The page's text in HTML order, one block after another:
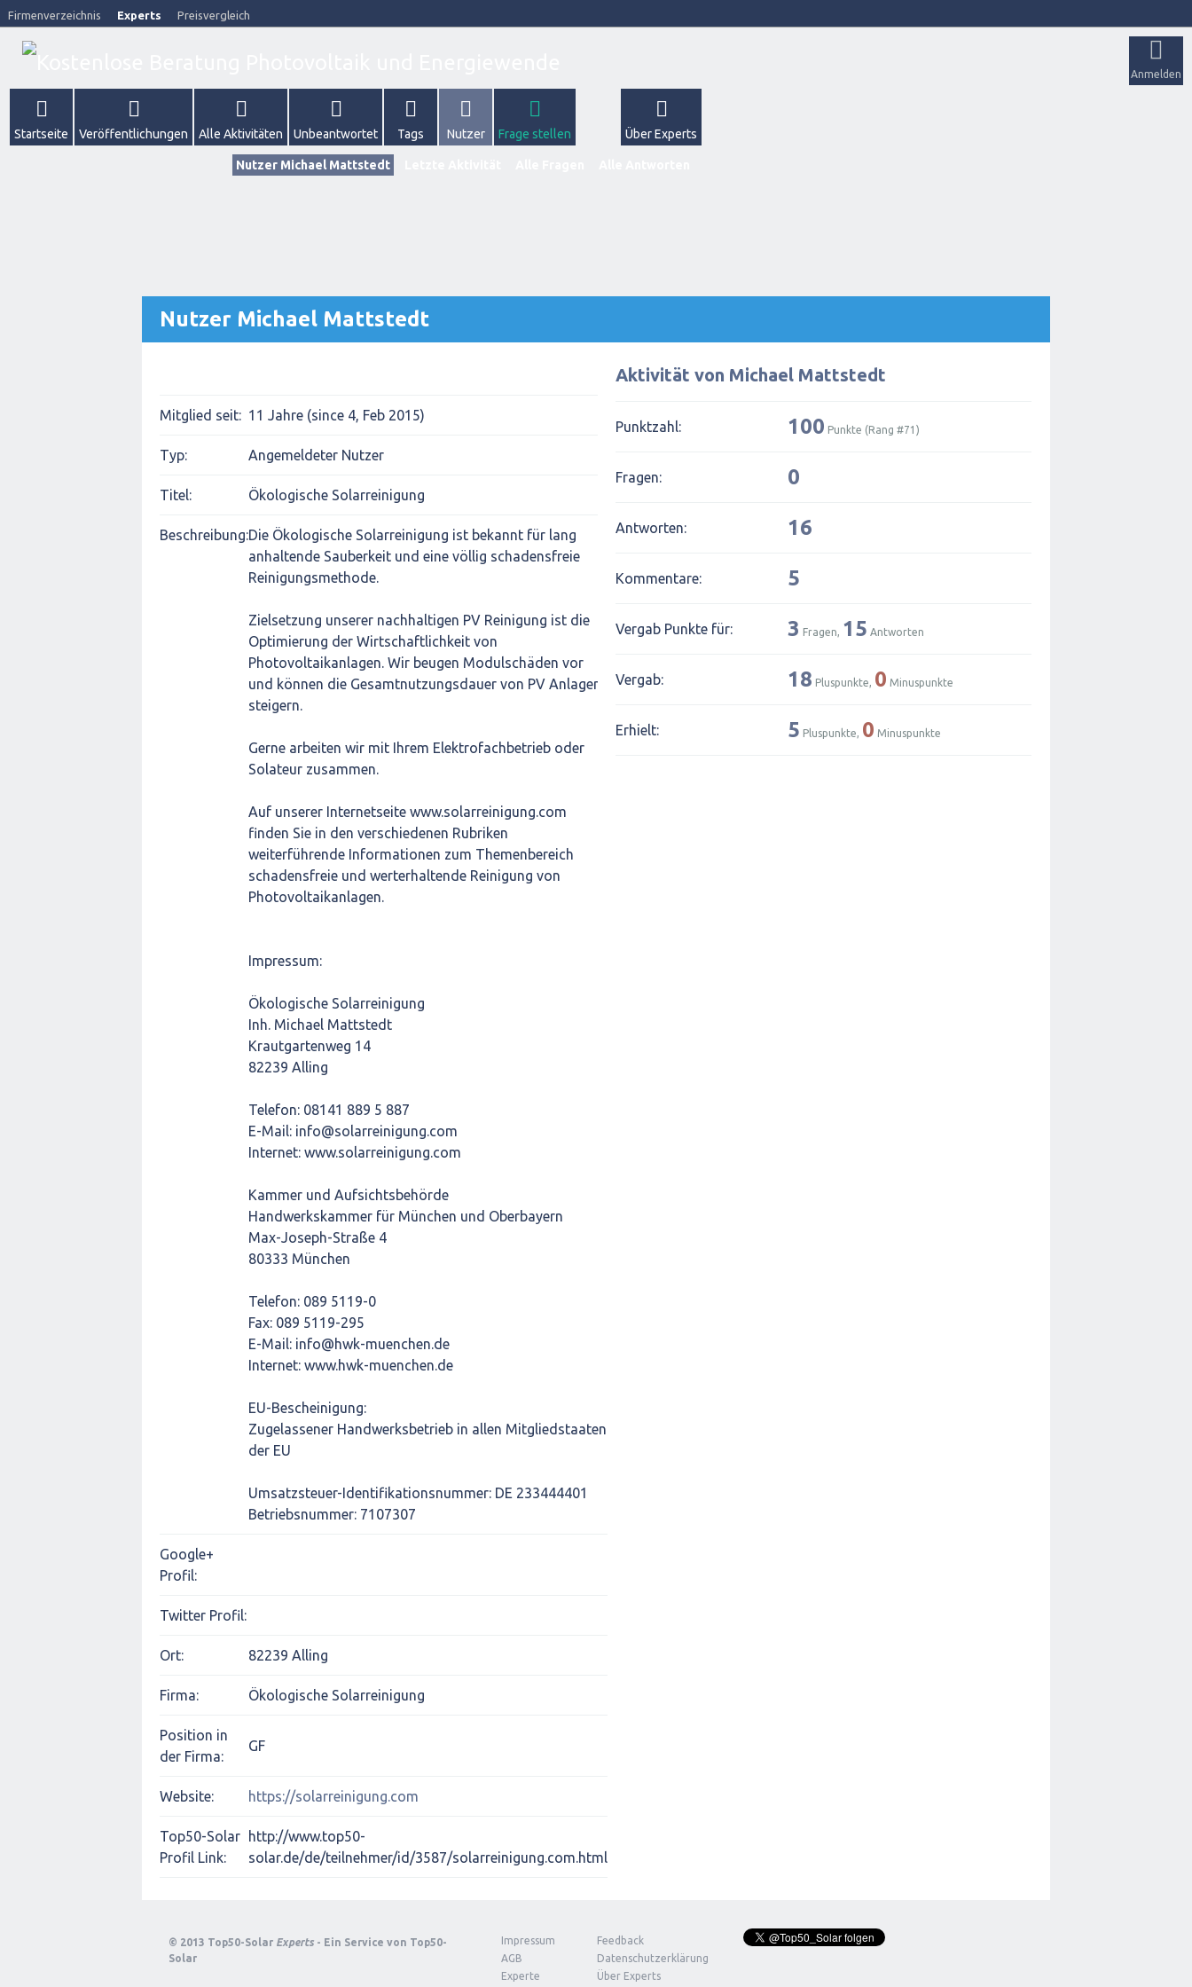
Firmenverzeichnis Experts Preisvergleich
Anmelden
Startseite Veröffentlichungen Alle Aktivitäten Unbeantwortet Tags Nutzer Frage stellen Über Experts
Nutzer Michael Mattstedt
Nutzer Michael Mattstedt
Mitglied seit: 11 Jahre (since 4, Feb 2015)
Typ: Angemeldeter Nutzer
Titel: Ökologische Solarreinigung
Beschreibung:Die Ökologische Solarreinigung ist bekannt für lang
anhaltende Sauberkeit und eine völlig schadensfreie
Reinigungsmethode.
Zielsetzung unserer nachhaltigen PV Reinigung ist die
Optimierung der Wirtschaftlichkeit von
Photovoltaikanlagen. Wir beugen Modulschäden vor
und können die Gesamtnutzungsdauer von PV Anlagen
steigern.
Gerne arbeiten wir mit Ihrem Elektrofachbetrieb oder
Solateur zusammen.
Auf unserer Internetseite www.solarreinigung.com
finden Sie in den verschiedenen Rubriken
weiterführende Informationen zum Themenbereich
schadensfreie und werterhaltende Reinigung von
Photovoltaikanlagen.
Impressum:
Ökologische Solarreinigung
Inh. Michael Mattstedt
Krautgartenweg 14
82239 Alling
Telefon: 08141 889 5 887
E-Mail: info@solarreinigung.com
Internet: www.solarreinigung.com
Kammer und Aufsichtsbehörde
Handwerkskammer für München und Oberbayern
Max-Joseph-Straße 4
80333 München
Telefon: 089 5119-0
Fax: 089 5119-295
E-Mail: info@hwk-muenchen.de
Internet: www.hwk-muenchen.de
EU-Bescheinigung:
Zugelassener Handwerksbetrieb in allen Mitgliedstaaten
der EU
Umsatzsteuer-Identifikationsnummer: DE 233444401
Betriebsnummer: 7107307
Google+
Profil:
Twitter Profil:
Ort: 82239 Alling
Firma: Ökologische Solarreinigung
Position in
der Firma:
GF
Website: https://solarreinigung.com
Top50-Solar
Profil Link:
http://www.top50-
solar.de/de/teilnehmer/id/3587/solarreinigung.com.html
Aktivität von Michael Mattstedt
Punktzahl: 100 Punkte (Rang #71)
Fragen: 0
Antworten: 16
Kommentare: 5
Vergab Punkte für: 3 Fragen, 15 Antworten
Vergab: 18 Pluspunkte, 0 Minuspunkte
Erhielt: 5 Pluspunkte, 0 Minuspunkte
© 2013 Top50-Solar Experts - Ein Service von Top50-
Solar
Impressum
Feedback
AGB
Datenschutzerklärung
Experte
Über Experts